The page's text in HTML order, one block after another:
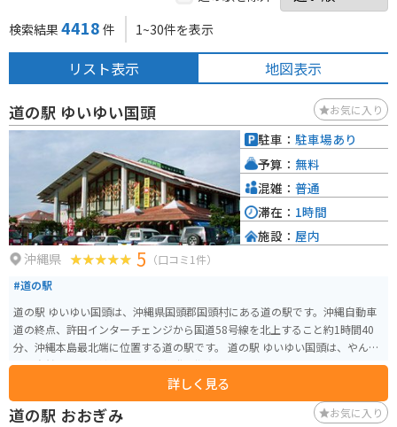
検索結果 4418 件 1~30件を表示
リスト表示 地図表示
道の駅 ゆいゆい国頭 お気に入り
沖縄県 5 （口コミ1件）
#道の駅
道の駅 ゆいゆい国頭は、沖縄県国頭郡国頭村にある道の駅です。沖縄自動車
道の終点、許田インターチェンジから国道58号線を北上すること約1時間40
分、沖縄本島最北端に位置する道の駅です。 道の駅 ゆいゆい国頭は、やんば
るの自然と文化に触れられる情報発信拠点として、地元の特産品販売やレス
トラン、観光案内所などを併設しています。 特産品販売では、地元でとれた
新鮮な野菜や果物、海産物の加工品などが販売されています。レストランで
は、沖縄そばやチャンプルーなどの沖縄料理はもちろん、地元の食材を使っ
詳しく見る
駐車： 駐車場あり
予算： 無料
混雑： 普通
滞在： 1時間
施設： 屋内
道の駅 おおぎみ お気に入り